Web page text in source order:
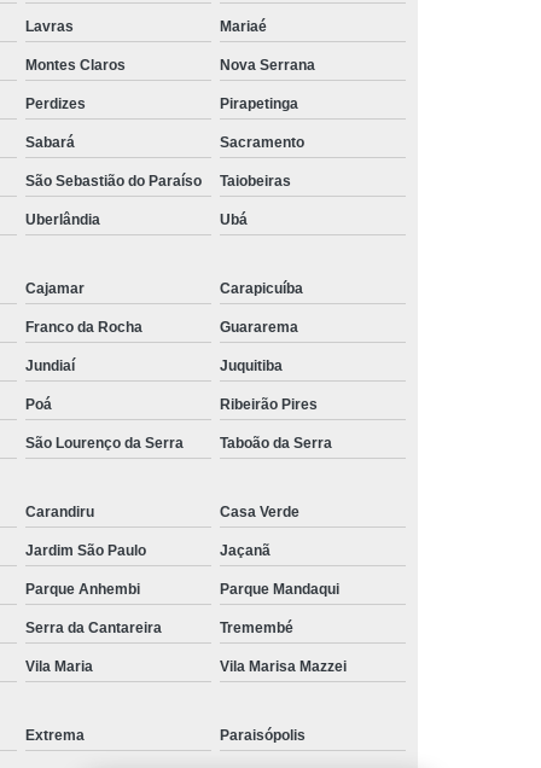
Lavras Mariaé
Montes Claros Nova Serrana
Perdizes Pirapetinga
Sabará Sacramento
São Sebastião do Paraíso Taiobeiras
Uberlândia Ubá
Cajamar Carapicuíba
Franco da Rocha Guararema
Jundiaí Juquitiba
Poá Ribeirão Pires
São Lourenço da Serra Taboão da Serra
Carandiru Casa Verde
Jardim São Paulo Jaçanã
Parque Anhembi Parque Mandaqui
Serra da Cantareira Tremembé
Vila Maria Vila Marisa Mazzei
Extrema Paraisópolis